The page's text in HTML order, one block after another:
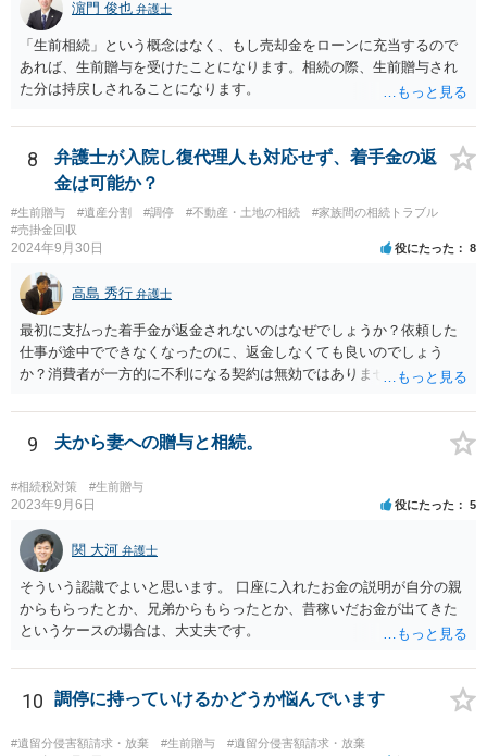
因贈与 「介護・見守り等を条件に、死亡時に財産を渡す」契約。条件
不履行なら無効にでき、老後の安心を担保できます。 ④ 寄附予約＋解
除条件 慈善団体への寄附を予約しつつ、資金不足時は解除できる条項
を設定。 などがあり得るかと思われます。
濵門 俊也 弁護士
「生前相続」という概念はなく、もし売却金をローンに充当するので
あれば、生前贈与を受けたことになります。相続の際、生前贈与され
た分は持戻しされることになります。
8
弁護士が入院し復代理人も対応せず、着手金の返
金は可能か？
#生前贈与 #遺産分割 #調停 #不動産・土地の相続
#家族間の相続トラブル
#売掛金回収
2024年9月30日 役にたった 8
高島 秀行 弁護士
最初に支払った着手金が返金されないのはなぜでしょうか？依頼した
仕事が途中でできなくなったのに、返金しなくても良いのでしょう
か？消費者が一方的に不利になる契約は無効ではありませんか？
務があると思います。 倒れた弁護士が所属する弁護士会に相談さ
れた方がよいと思います。 倒れた弁護士は脳梗塞で倒れたようで
すが、 判断能力があり、復代理を倒れた弁護士の判断で復代理を
選任したのか 即ち、復代理人の選任は有効なのかという問題もあ
ると思います。
9 夫から妻への贈与と相続。
#相続税対策 #生前贈与
2023年9月6日 役にたった 5
関 大河 弁護士
そういう認識でよいと思います。 口座に入れたお金の説明が自分の親
からもらったとか、兄弟からもらったとか、昔稼いだお金が出てきた
というケースの場合は、大丈夫です。
10 調停に持っていけるかどうか悩んでいます
#遺留分侵害額請求・放棄 #生前贈与 #遺留分侵害額請求・放棄